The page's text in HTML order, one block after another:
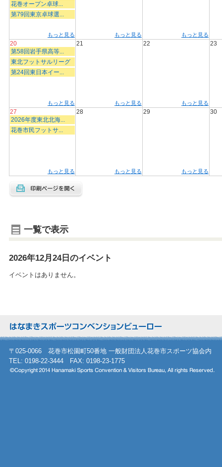
花巻オープン卓球...
第79回東京卓球選...
もっと見る もっと見る もっと見る
20
第58回岩手県高等...
東北フットサルリーグ
第24回東日本イー...
もっと見る
21
もっと見る
22
もっと見る
23
27
2026年度東北北海...
花巻市民フットサ...
もっと見る
28
もっと見る
29
もっと見る
30
一覧で表示
2026年12月24日のイベント
イベントはありません。
〒025-0066 花巻市松園町50番地 一般財団法人花巻市スポーツ協会内
TEL: 0198-22-3444 FAX: 0198-23-1775